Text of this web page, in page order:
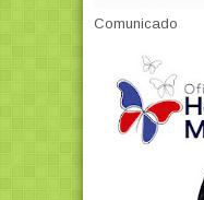
Comunicado